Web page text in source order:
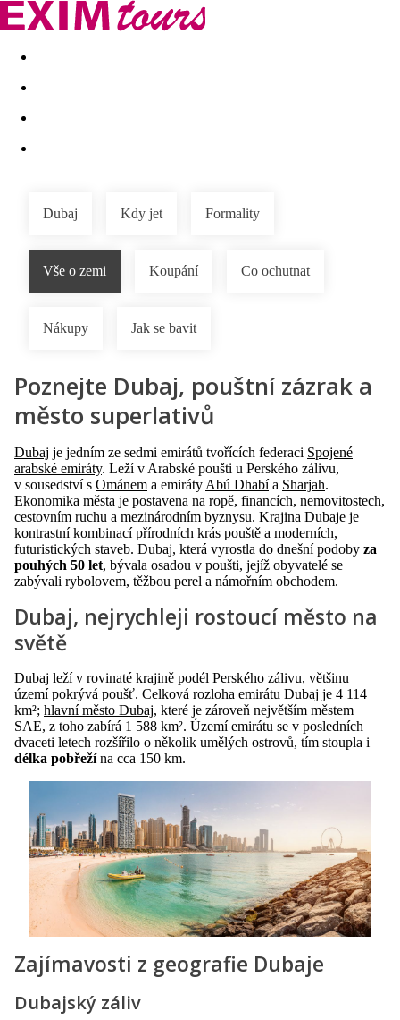
Akční nabídky Last minute
Dubaj Kdy jet Formality
Vše o zemi Koupání Co ochutnat
Nákupy Jak se bavit
Poznejte Dubaj, pouštní zázrak a
město superlativů
Dubaj je jedním ze sedmi emirátů tvořících federaci Spojené
arabské emiráty. Leží v Arabské poušti u Perského zálivu,
v sousedství s Ománem a emiráty Abú Dhabía Sharjah.
Ekonomika města je postavena na ropě, financích, nemovitostech,
cestovním ruchu a mezinárodním byznysu. Krajina Dubaje je
kontrastní kombinací přírodních krás pouště a moderních,
futuristických staveb. Dubaj, která vyrostla do dnešní podoby za
pouhých 50 let, bývala osadou v poušti, jejíž obyvatelé se
zabývali rybolovem, těžbou perel a námořním obchodem.
Dubaj, nejrychleji rostoucí město na
světě
Dubaj leží v rovinaté krajině podél Perského zálivu, většinu
území pokrývá poušť. Celková rozloha emirátu Dubaj je 4 114
km²; hlavní město Dubaj, které je zároveň největším městem
SAE, z toho zabírá 1 588 km². Území emirátu se v posledních
dvaceti letech rozšířilo o několik umělých ostrovů, tím stoupla i
délka pobřežína cca 150 km.
Zajímavosti z geografie Dubaje
Dubajský záliv